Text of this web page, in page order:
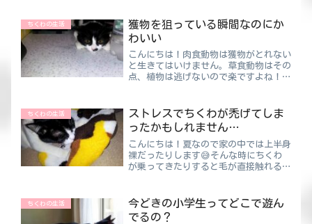
ちくわの生活
獲物を狙っている瞬間なのにか
わいい
こんにちは！肉食動物は獲物がとれない
と生きてはいけません。草食動物はその
点、植物は逃げないので楽ですよね！た
の植物を食べにくることがわかっている
からです。うーん、自然はう...
ちくわの生活
ストレスでちくわが禿げてしま
ったかもしれません…
こんにちは！夏なので家の中では上半身
裸だったりします😅そんな時にちくわ
が乗ってきたりすると毛が直接触れるん
😍😍ストレスでちくわが禿げてしまっ
たかもしれません…ちくわも大きく...
ちくわの生活
今どきの小学生ってどこで遊ん
でるの？